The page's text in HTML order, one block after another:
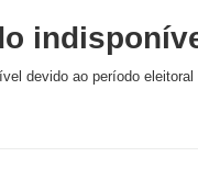
devido ao período eleitoral